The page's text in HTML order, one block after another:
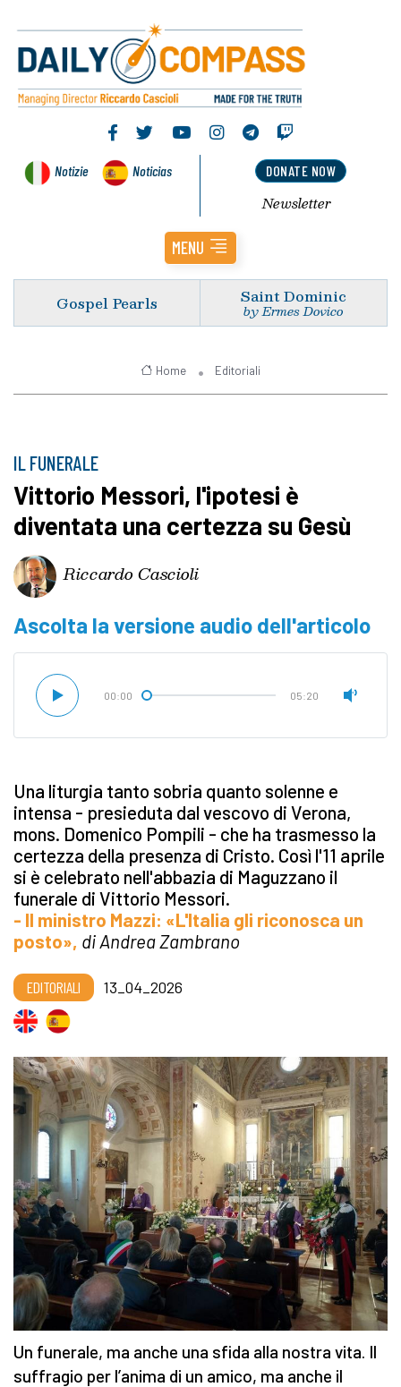
Notizie Noticias DONATE NOW
Newsletter
MENU
Gospel Pearls Saint Dominic
by Ermes Dovico
Home Editoriali
IL FUNERALE
Vittorio Messori, l'ipotesi è
diventata una certezza su Gesù
Riccardo Cascioli
Ascolta la versione audio dell'articolo
00:00 05:20
Una liturgia tanto sobria quanto solenne e
intensa - presieduta dal vescovo di Verona,
mons. Domenico Pompili - che ha trasmesso la
certezza della presenza di Cristo. Così l'11 aprile
si è celebrato nell'abbazia di Maguzzano il
funerale di Vittorio Messori.
- Il ministro Mazzi: «L'Italia gli riconosca un
posto», di Andrea Zambrano
EDITORIALI 13_04_2026
Un funerale, ma anche una sfida alla nostra vita. Il
suffragio per l’anima di un amico, ma anche il